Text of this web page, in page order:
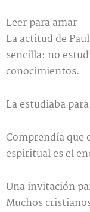
Leer para amar
La actitud de
sencilla: no
conocimientos.
La estudiaba
Comprendía
espiritual es el
Una invitación
Muchos